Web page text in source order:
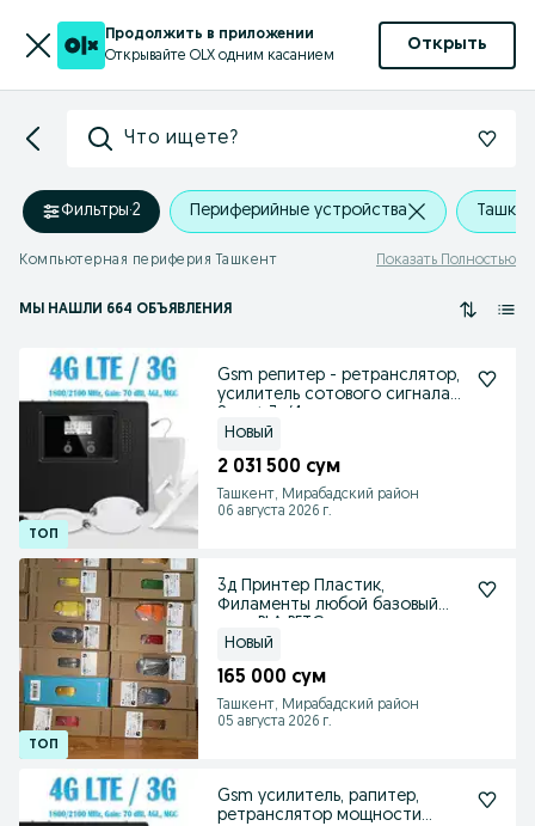
Продолжить в приложении
Открывайте OLX одним касанием
Открыть
Что ищете?
Фильтры·2 Периферийные устройства
Компьютерная периферия Ташкент Показать Полностью
МЫ НАШЛИ 664 ОБЪЯВЛЕНИЯ
Gsm репитер - ретранслятор,
усилитель сотового сигнала
Новый
2 031 500 сум
Ташкент, Мирабадский район
06 августа 2026 г.
3д Принтер Пластик,
Филаменты любой базовый
Новый
165 000 сум
Ташкент, Мирабадский район
05 августа 2026 г.
Gsm усилитель, рапитер,
ретранслятор мощности